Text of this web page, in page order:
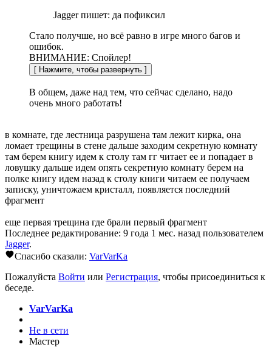
Jagger пишет: да пофиксил
Стало получше, но всё равно в игре много багов и
ошибок.
ВНИМАНИЕ: Спойлер!
В общем, даже над тем, что сейчас сделано, надо
очень много работать!
в комнате, где лестница разрушена там лежит кирка, она
ломает трещины в стене дальше заходим секретную комнату
там берем книгу идем к столу там гг читает ее и попадает в
ловушку дальше идем опять секретную комнату берем на
полке книгу идем назад к столу книги читаем ее получаем
записку, уничтожаем кристалл, появляется последний
фрагмент
еще первая трещина где брали первый фрагмент
Последнее редактирование: 9 года 1 мес. назад пользователем
Jagger.
Спасибо сказали: VarVarKa
Пожалуйста Войти или Регистрация, чтобы присоединиться к
беседе.
VarVarKa
Не в сети
Мастер